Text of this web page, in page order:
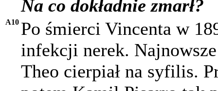
Na co dokładnie zmarł?
A10 Po śmierci Vincenta w
infekcji nerek.
Theo cierpiał na syfilis.